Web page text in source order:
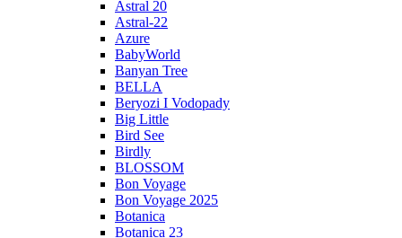
Astral 20
Astral-22
Azure
BabyWorld
Banyan Tree
BELLA
Beryozi I Vodopady
Big Little
Bird See
Birdly
BLOSSOM
Bon Voyage
Bon Voyage 2025
Botanica
Botanica 23